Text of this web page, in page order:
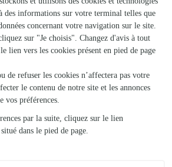
des fleurs ou une plante
au Frêche